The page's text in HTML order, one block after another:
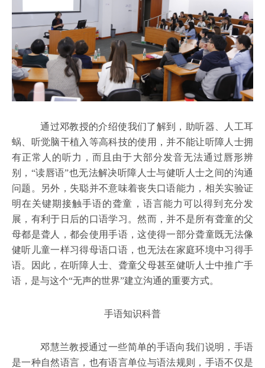
通过邓教授的介绍使我们了解到，助听器、人工耳
蜗、听觉脑干植入等高科技的使用，并不能让听障人士拥
有正常人的听力，而且由于大部分发音无法通过唇形辨
别，“读唇语”也无法解决听障人士与健听人士之间的沟通
问题。另外，失聪并不意味着丧失口语能力，相关实验证
明在关键期接触手语的聋童，语言能力可以得到充分发
展，有利于日后的口语学习。然而，并不是所有聋童的父
母都是聋人，都会使用手语，这使得一部分聋童既无法像
健听儿童一样习得母语口语，也无法在家庭环境中习得手
语。因此，在听障人士、聋童父母甚至健听人士中推广手
语，是与这个“无声的世界”建立沟通的重要方式。
手语知识科普
邓慧兰教授通过一些简单的手语向我们说明，手语
是一种自然语言，也有语言单位与语法规则，手语不仅是